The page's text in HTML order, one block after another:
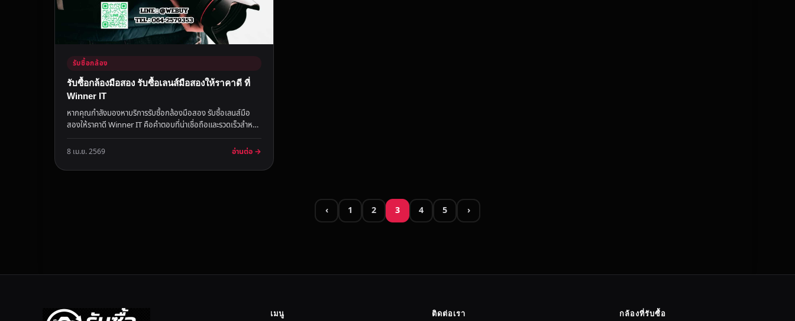
รับซื้อกล้อง
รับซื้อกล้องมือสอง รับซื้อเลนส์มือสองให้ราคาดี ที่
Winner IT
หากคุณกำลังมองหาบริการรับซื้อกล้องมือสอง รับซื้อเลนส์มือ
สองให้ราคาดี Winner IT คือคำตอบที่น่าเชื่อถือและรวดเร็วสำหรับ
การขายอุ...
8 เม.ย. 2569 อ่านต่อ →
‹ 1 2 3 4 5 ›
เมนู ติดต่อเรา กล้องที่รับซื้อ